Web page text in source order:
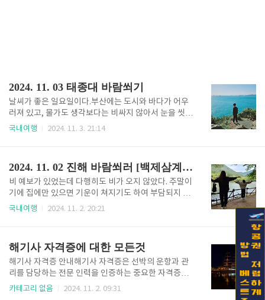
2024. 11. 03 태종대 바람쐬기
날씨가 좋은 일요일이다.부산에는 도시와 바다가 어우
러져 있고, 물가도 생각보다는 비싸지 않아서 눈을 씻고
찾아보면 즐길만한 게 생각보다 많다. 몇 군데 명소를
포장마차에서 함께 소주 한잔 기울였던 추억이 오래 남
는 장소이기도 하다. 지금은 태풍때문에 예전의 모습을
많이 잃었지만, 바다가 없는 지역에 살고 있는 누군가
에게는 추억의 장소이다. 이곳에 올 때마다 친구가 말
한 추억의 언어가 가끔 떠오른다. 태종대 홈페이지 바
때 별다른 감흥은..
국내여행 2024. 11. 3. 21:14
2024. 11. 02 진해 바람쐬러 [백제삼계탕 13월,진해내수면 환경생태공원,여좌천]
비 예보가 있었는데 다행히도 비가 오지 않았다. 주말이
기에 집에만 있으면 기운이 쳐지기도 하여 부담되지 않
는 곳으로 바람을 쐬러 다녀오기로 했다. 순서는 백제
밥집을 찾았다. 웬 삼계탕을 골랐을까 라는 생각을 잠시
했었는데 몸에 좋은건 좋은거라는 생각에 삼계탕 집에
들러서 밥을 먹었다. 들어서는 순간 '오 ~ 생각보다 경
치가 좋네' , '분위기 있네' 이런 생각이 들게된 비주얼
이었다. 삼계탕은 기본 한방 삼계탕 1개, 옻 삼계탕 1개
국내여행 2024. 11. 2. 20:21
해기사 자격증에 대한 모든것
해기사 자격증 안내해기사 자격증은 선박의 운항과 관
리를 담당하는 전문 인력을 인증하는 중요한 자격증입
니다. 이 자격증은 해상에서의 안전과 효율적인 운항을
카테고리 없음 2024. 11. 2. 09:31